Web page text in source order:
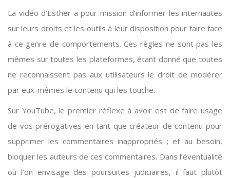
La vidéo d’Esther a pour mission d’informer les internautes
sur leurs droits et les outils à leur disposition pour faire face
à ce genre de comportements. Ces règles ne sont pas les
mêmes sur toutes les plateformes, étant donné que toutes
ne reconnaissent pas aux utilisateurs le droit de modérer
par eux-mêmes le contenu qui les touche.
Sur YouTube, le premier réflexe à avoir est de faire usage
de vos prérogatives en tant que créateur de contenu pour
supprimer les commentaires inappropriés ; et au besoin,
bloquer les auteurs de ces commentaires. Dans l’éventualité
où l’on envisage des poursuites judiciaires, il faut plutôt